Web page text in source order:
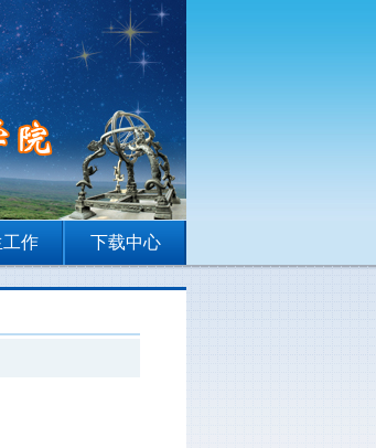
作 下载中心